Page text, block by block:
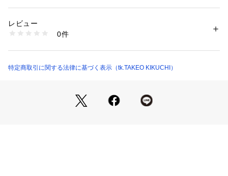
ベルトを切ってのサイズ調整が可能。
素材感
－ BRAND CONCEPT －
時代を超えて支持されるトラディショナルなアイテムをベース
素材：表側・裏側: 牛革 （リバーシブル）
商品番号：
979-01516 （ショップ）
レビュー
0件
特定商取引に関する法律に基づく表示（tk.TAKEO KIKUCHI）